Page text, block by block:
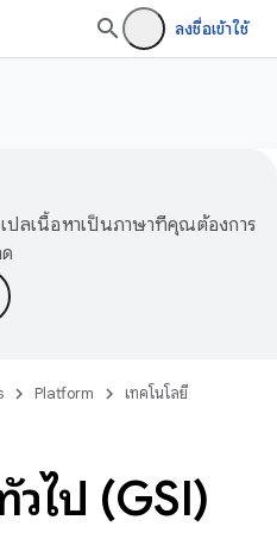
ลงชื่อเข้าใช้
ลเนื้อหาเป็นภาษาที่คุณต้องการ
Platform เทคโนโลยี
ไป (GSI)